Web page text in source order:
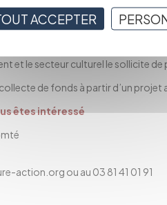
autres sessions, les 12 janvier et 9
et le secteur culturel le sollicite de
de fonds à partir d’un projet
êtes intéressé
action.org ou au 03 81 41 01 91
ACCEPTER